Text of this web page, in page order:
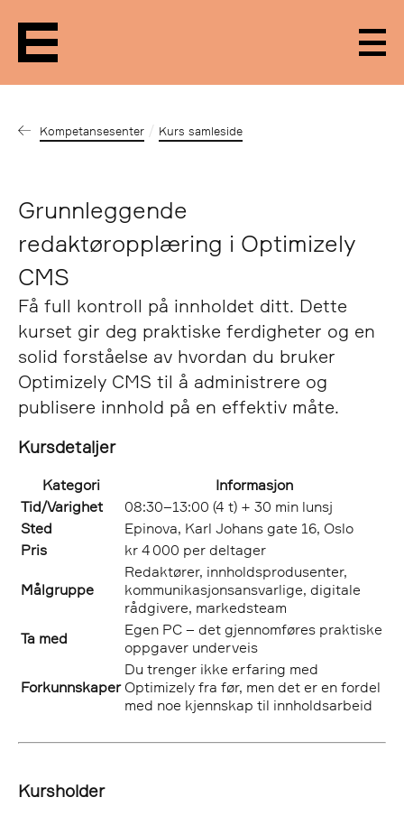
Kompetansesenter Kurs samleside
Grunnleggende
redaktøropplæring i Optimizely
CMS
Få full kontroll på innholdet ditt. Dette
kurset gir deg praktiske ferdigheter og en
solid forståelse av hvordan du bruker
Optimizely CMS til å administrere og
publisere innhold på en effektiv måte.
Kursdetaljer
Kategori
Informasjon
Tid/Varighet
08:30–13:00 (4 t) + 30 min lunsj
Sted
Epinova, Karl Johans gate 16, Oslo
Pris
kr 4 000 per deltager
Målgruppe
Redaktører, innholdsprodusenter,
kommunikasjonsansvarlige, digitale
rådgivere, markedsteam
Ta med
Egen PC – det gjennomføres praktiske
oppgaver underveis
Forkunnskaper
Du trenger ikke erfaring med
Optimizely fra før, men det er en fordel
med noe kjennskap til innholdsarbeid
Kursholder